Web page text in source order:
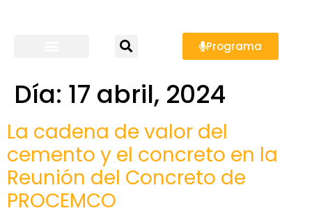
Programa
Día: 17 abril, 2024
La cadena de valor del
cemento y el concreto en la
Reunión del Concreto de
PROCEMCO